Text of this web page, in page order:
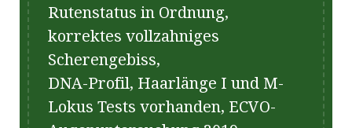
Rutenstatus in Ordnung,
korrektes vollzahniges
Scherengebiss,
DNA-Profil, Haarlänge I und M-
Lokus Tests vorhanden, ECVO-